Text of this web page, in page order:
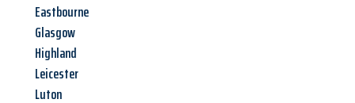
Eastbourne
Glasgow
Highland
Leicester
Luton